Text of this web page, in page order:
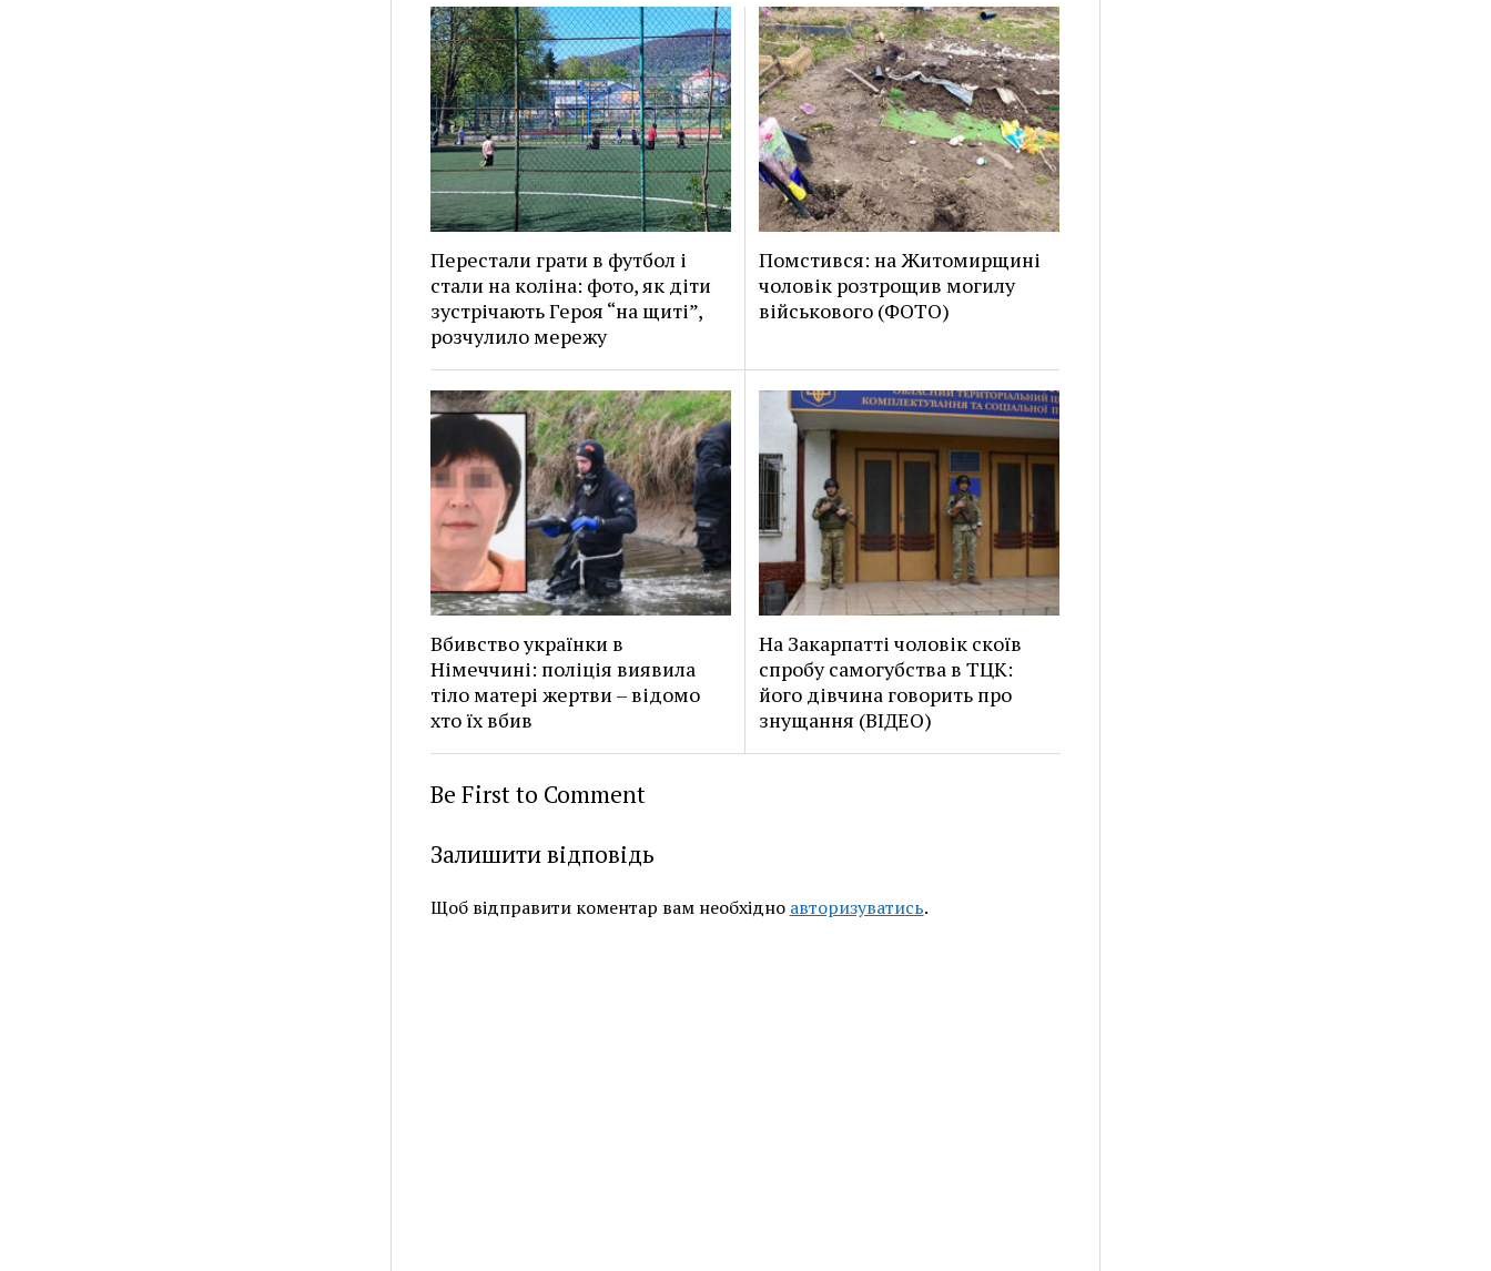
Перестали грати в футбол і
стали на коліна: фото, як діти
зустрічають Героя “на щиті”,
розчулило мережу
Помстився: на Житомирщині
чоловік розтрощив могилу
військового (ФОТО)
Вбивство українки в
Німеччині: поліція виявила
тіло матері жертви – відомо
хто їх вбив
На Закарпатті чоловік скоїв
спробу самогубства в ТЦК:
його дівчина говорить про
знущання (ВІДЕО)
Be First to Comment
Залишити відповідь
Щоб відправити коментар вам необхідно авторизуватись.